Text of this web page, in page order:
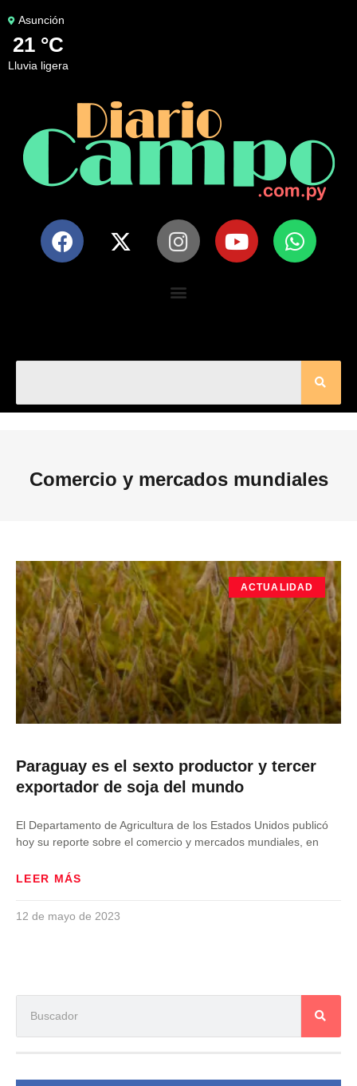
Asunción
21 °C
lluvia ligera
Comercio y mercados mundiales
ACTUALIDAD
Paraguay es el sexto productor y tercer
exportador de soja del mundo
El Departamento de Agricultura de los Estados Unidos publicó
hoy su reporte sobre el comercio y mercados mundiales, en
LEER MÁS
12 de mayo de 2023